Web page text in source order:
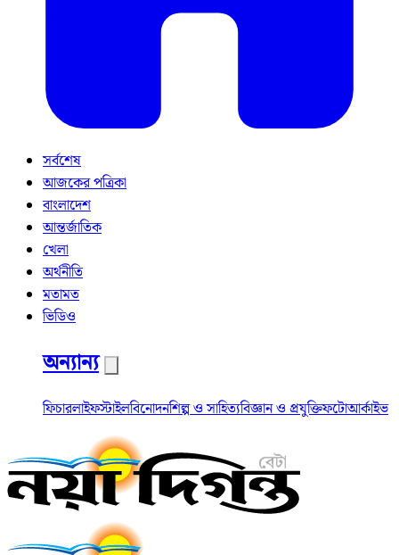
সর্বশেষ
আজকের পত্রিকা
বাংলাদেশ
আন্তর্জাতিক
খেলা
অর্থনীতি
মতামত
ভিডিও
অন্যান্য
ফিচারলাইফস্টাইলবিনোদনশিল্প ও সাহিত্যবিজ্ঞান ও প্রযুক্তিফটোআর্কাইভ